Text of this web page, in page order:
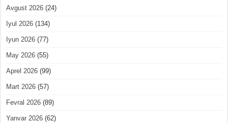
Avgust 2026 (24)
Iyul 2026 (134)
Iyun 2026 (77)
May 2026 (55)
Aprel 2026 (99)
Mart 2026 (57)
Fevral 2026 (89)
Yanvar 2026 (62)